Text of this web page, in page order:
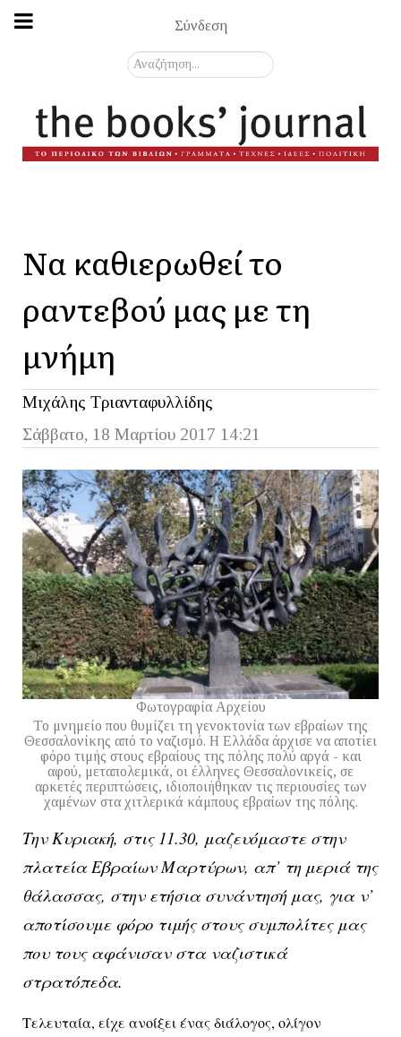
Σύνδεση
Αναζήτηση...
Να καθιερωθεί το
ραντεβού μας με τη
μνήμη
Μιχάλης Τριανταφυλλίδης
Σάββατο, 18 Μαρτίου 2017 14:21
Φωτογραφία Αρχείου
Το μνημείο που θυμίζει τη γενοκτονία των εβραίων της
Θεσσαλονίκης από το ναζισμό. Η Ελλάδα άρχισε να αποτίει
φόρο τιμής στους εβραίους της πόλης πολύ αργά - και
αφού, μεταπολεμικά, οι έλληνες Θεσσαλονικείς, σε
αρκετές περιπτώσεις, ιδιοποιήθηκαν τις περιουσίες των
χαμένων στα χιτλερικά κάμπους εβραίων της πόλης.
Την Κυριακή, στις 11.30, μαζευόμαστε στην
πλατεία Εβραίων Μαρτύρων, απ’ τη μεριά της
θάλασσας, στην ετήσια συνάντησή μας, για ν’
αποτίσουμε φόρο τιμής στους συμπολίτες μας
που τους αφάνισαν στα ναζιστικά
στρατόπεδα.
Τελευταία, είχε ανοίξει ένας διάλογος, ολίγον